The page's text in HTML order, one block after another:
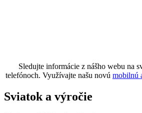
Sledujte informácie z nášho webu na
telefónoch. Využívajte našu novú mobilnú
Sviatok a výročie